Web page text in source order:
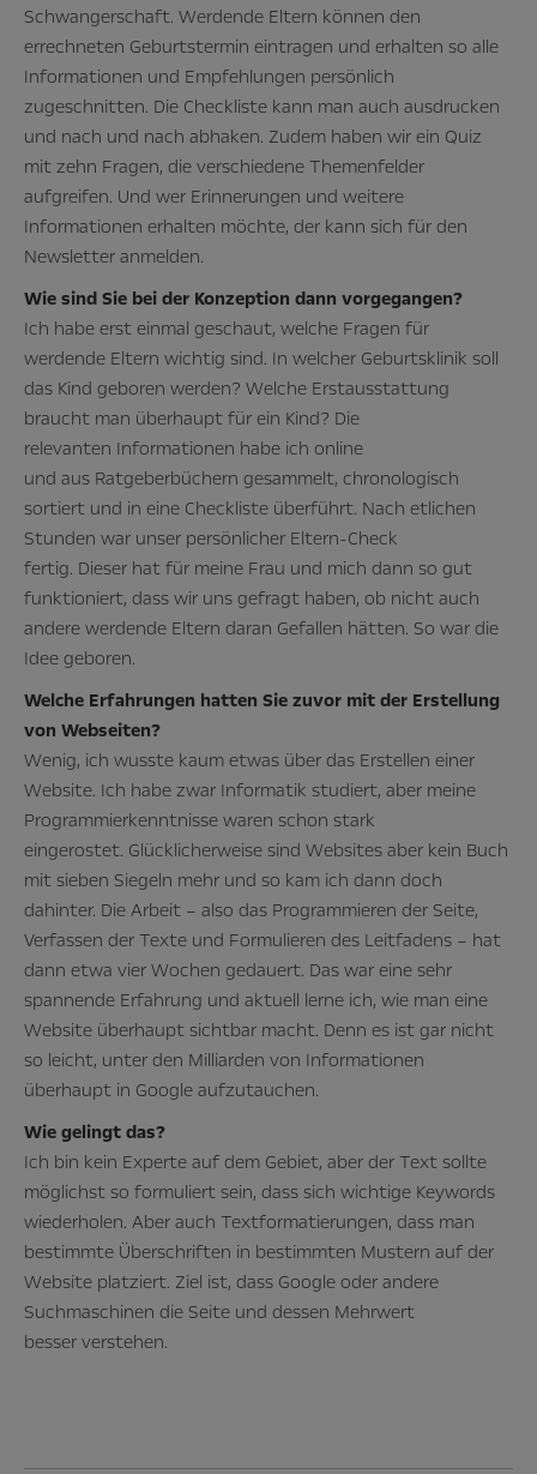
Schwangerschaft. Werdende Eltern können den
errechneten Geburtstermin eintragen und erhalten so alle
Informationen und Empfehlungen persönlich
zugeschnitten. Die Checkliste kann man auch ausdrucken
und nach und nach abhaken. Zudem haben wir ein Quiz
mit zehn Fragen, die verschiedene Themenfelder
aufgreifen. Und wer Erinnerungen und weitere
Informationen erhalten möchte, der kann sich für den
Newsletter anmelden.
Wie sind Sie bei der Konzeption dann vorgegangen?
Ich habe erst einmal geschaut, welche Fragen für
werdende Eltern wichtig sind. In welcher Geburtsklinik soll
das Kind geboren werden? Welche Erstausstattung
braucht man überhaupt für ein Kind? Die
relevanten Informationen habe ich online
und aus Ratgeberbüchern gesammelt, chronologisch
sortiert und in eine Checkliste überführt. Nach etlichen
Stunden war unser persönlicher Eltern-Check
fertig. Dieser hat für meine Frau und mich dann so gut
funktioniert, dass wir uns gefragt haben, ob nicht auch
andere werdende Eltern daran Gefallen hätten. So war die
Idee geboren.
Welche Erfahrungen hatten Sie zuvor mit der Erstellung
von Webseiten?
Wenig, ich wusste kaum etwas über das Erstellen einer
Website. Ich habe zwar Informatik studiert, aber meine
Programmierkenntnisse waren schon stark
eingerostet. Glücklicherweise sind Websites aber kein Buch
mit sieben Siegeln mehr und so kam ich dann doch
dahinter. Die Arbeit – also das Programmieren der Seite,
Verfassen der Texte und Formulieren des Leitfadens – hat
dann etwa vier Wochen gedauert. Das war eine sehr
spannende Erfahrung und aktuell lerne ich, wie man eine
Website überhaupt sichtbar macht. Denn es ist gar nicht
so leicht, unter den Milliarden von Informationen
überhaupt in Google aufzutauchen.
Wie gelingt das?
Ich bin kein Experte auf dem Gebiet, aber der Text sollte
möglichst so formuliert sein, dass sich wichtige Keywords
wiederholen. Aber auch Textformatierungen, dass man
bestimmte Überschriften in bestimmten Mustern auf der
Website platziert. Ziel ist, dass Google oder andere
Suchmaschinen die Seite und dessen Mehrwert
besser verstehen.